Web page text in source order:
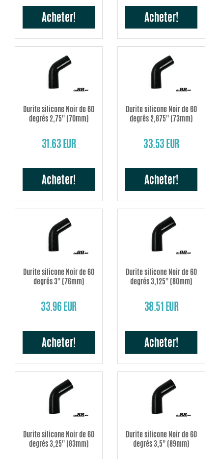
Acheter! Acheter!
Durite silicone Noir de 60
degrés 2,75'' (70mm)
31.63 EUR
Acheter!
Durite silicone Noir de 60
degrés 2,875'' (73mm)
33.53 EUR
Acheter!
Durite silicone Noir de 60
degrés 3'' (76mm)
33.96 EUR
Acheter!
Durite silicone Noir de 60
degrés 3,125'' (80mm)
38.51 EUR
Acheter!
Durite silicone Noir de 60
degrés 3,25'' (83mm)
Durite silicone Noir de 60
degrés 3,5'' (89mm)